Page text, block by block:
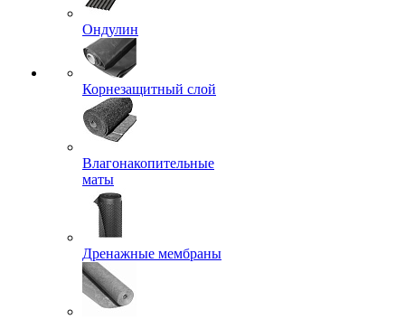
Ондулин
Корнезащитный слой
Влагонакопительные
маты
Дренажные мембраны